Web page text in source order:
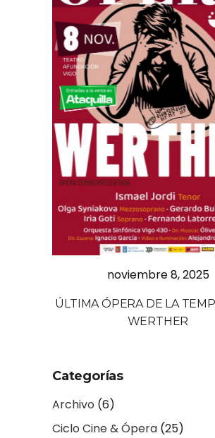
noviembre 8, 2025
ÚLTIMA ÓPERA DE LA
WERTHER
Categorías
Archivo (6)
Ciclo Cine & Ópera (25)